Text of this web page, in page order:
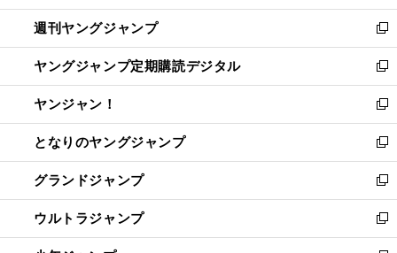
開
く
ウ
で
開
く
ン
ド
ウ
で
開
く
ウ
ィ
ン
ド
ウ
で
開
く
週刊ヤングジャンプ
新
し
い
ウ
ィ
ン
ド
ウ
で
開
く
ヤングジャンプ定期購読デジタル
新
し
い
ウ
ィ
ン
ド
ウ
で
開
ヤンジャン！
新
し
い
ウ
ィ
ン
ド
ウ
となりのヤングジャンプ
新
し
い
ウ
ィ
ン
グランドジャンプ
新
し
い
ウ
ウルトラジャンプ
新
し